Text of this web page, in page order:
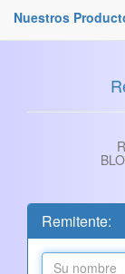
Nuestros
Remitente: